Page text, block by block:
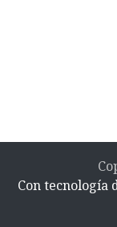
Con tecnología